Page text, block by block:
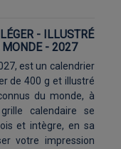
- ILLUSTRÉ
MONDE - 2027
est un calendrier
de 400 g et illustré
du monde, à
calendaire se
et intègre, en sa
votre impression